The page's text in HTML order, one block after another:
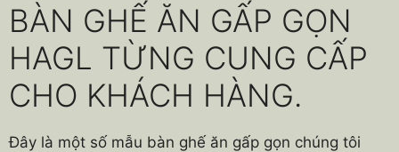
BÀN GHẾ ĂN GẤP GỌN
HAGL TỪNG CUNG CẤP
CHO KHÁCH HÀNG.
Đây là một số mẫu bàn ghế ăn gấp gọn chúng tôi